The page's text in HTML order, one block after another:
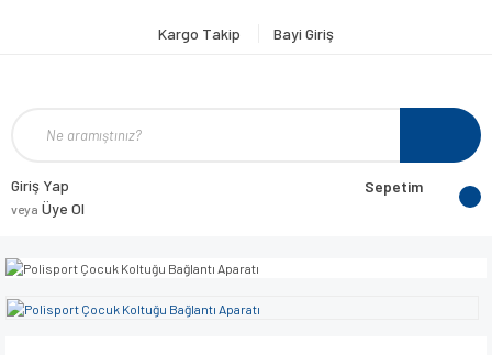
Kargo Takip Bayi Giriş
Giriş Yap
veya Üye Ol
Sepetim